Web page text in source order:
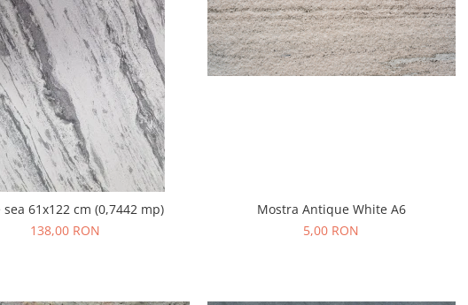
61x122 cm (0,7442 mp)
138,00 RON
Mostra Antique White A6
5,00 RON